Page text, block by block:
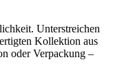
Unterstreichen
Kollektion aus
oder Verpackung –